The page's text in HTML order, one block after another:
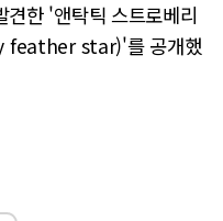
한 '앤탁틱 스트로베리
star)'를 공개했